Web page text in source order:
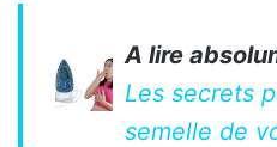
A lire
Les secrets
semelle de